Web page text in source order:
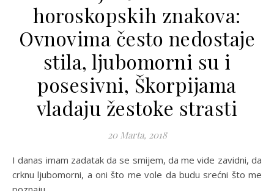
horoskopskih znakova:
Ovnovima često nedostaje
stila, ljubomorni su i
posesivni, Škorpijama
vladaju žestoke strasti
20 Marta, 2018
I danas imam zadatak da se smijem, da me vide zavidni, da
crknu ljubomorni, a oni što me vole da budu srećni što me